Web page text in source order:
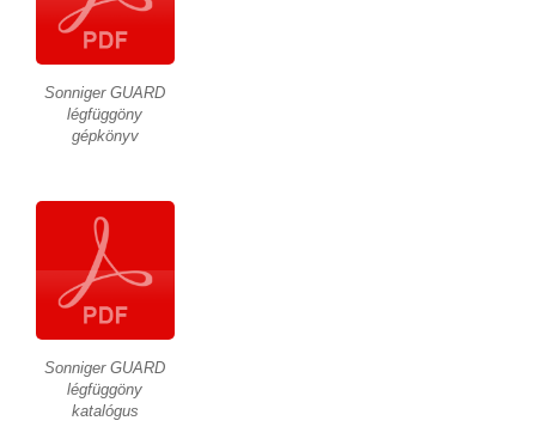
Sonniger GUARD
légfüggöny
gépkönyv
Sonniger GUARD
légfüggöny
katalógus